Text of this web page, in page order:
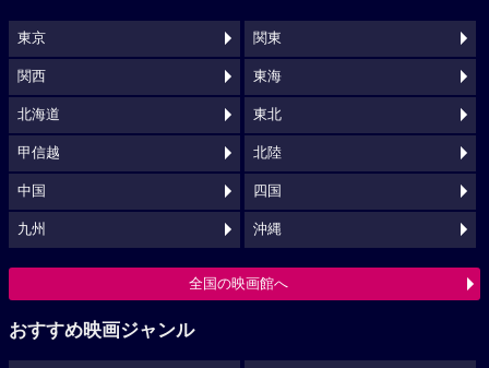
東京 関東
関西 東海
北海道 東北
甲信越 北陸
中国 四国
九州 沖縄
全国の映画館へ
おすすめ映画ジャンル